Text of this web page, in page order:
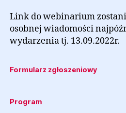
Link do webinarium
osobnej wiadomości
wydarzenia tj. 13.09.2022r.
Formularz zgłoszeniowy
Program